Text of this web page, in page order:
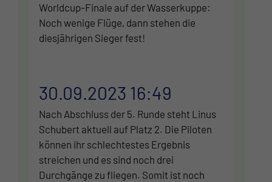
Worldcup-Finale auf der Wasserkuppe:
Noch wenige Flüge, dann stehen die
diesjährigen Sieger fest!
30.09.2023 16:49
Nach Abschluss der 5. Runde steht Linus
Schubert aktuell auf Platz 2. Die Piloten
können ihr schlechtestes Ergebnis
streichen und es sind noch drei
Durchgänge zu fliegen. Somit ist noch